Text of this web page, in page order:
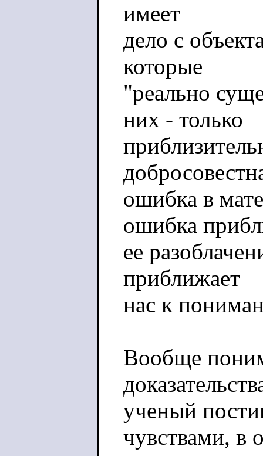
имеет
дело с
которые
"реально
них - только
ошибка в
ошибка
ее
приближает
нас к
Вообще
ученый
чувствами, в